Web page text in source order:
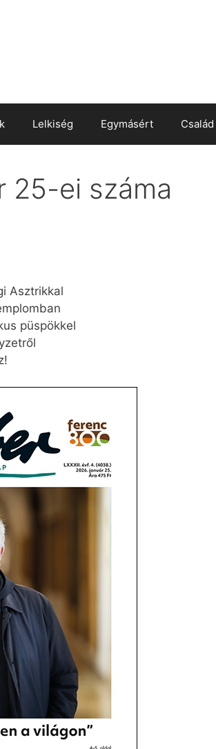
Lelkiség Egymásért Család
25-ei száma
Asztrikkal
püspökkel